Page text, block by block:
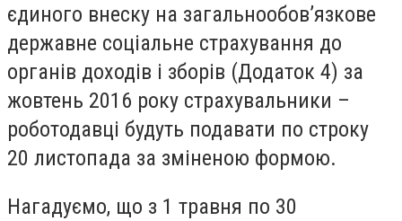
єдиного внеску на загальнообов’язкове
державне соціальне страхування до
органів доходів і зборів (Додаток 4) за
жовтень 2016 року страхувальники –
роботодавці будуть подавати по строку
20 листопада за зміненою формою.
Нагадуємо, що з 1 травня по 30